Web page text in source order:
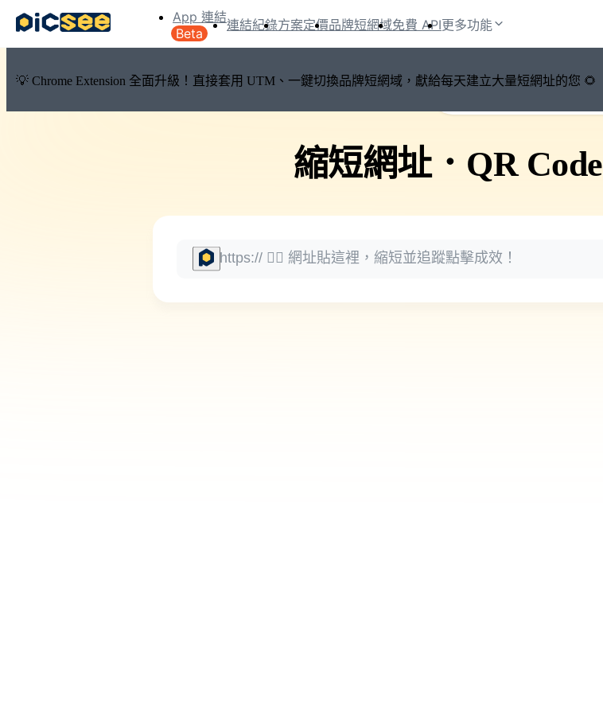
💡 Chrome Extension 全面升級！直接套用 UTM、一鍵切換品牌短網域，獻給每天建立大量短網址的您 🌻
App 連結
Beta
連結紀錄方案定價品牌短網域免費 API更多功能
🚀 PicSee 短網址永久有效
縮短網址． QR Code